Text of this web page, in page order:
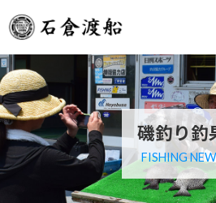
磯釣り釣
FISHING